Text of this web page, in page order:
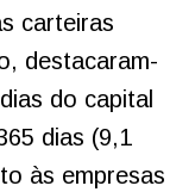
carteiras
destacaram-
do capital
dias (9,1
às empresas